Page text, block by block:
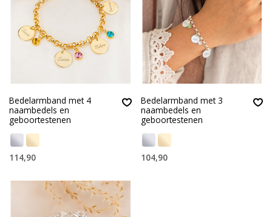
Bedelarmband met 4
naambedels en
geboortestenen
114,90
Bedelarmband met 3
naambedels en
geboortestenen
104,90